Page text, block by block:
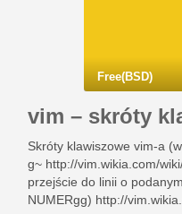
Free(BSD)
vim – skróty
Skróty klawiszowe vim-a
g~ http://vim.wikia.com/
przejście do linii o
NUMERgg) http://